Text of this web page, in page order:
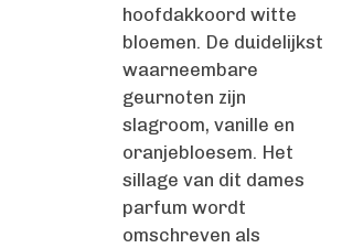
hoofdakkoord witte
bloemen. De duidelijkst
waarneembare
geurnoten zijn
slagroom, vanille en
oranjebloesem. Het
sillage van dit dames
parfum wordt
omschreven als